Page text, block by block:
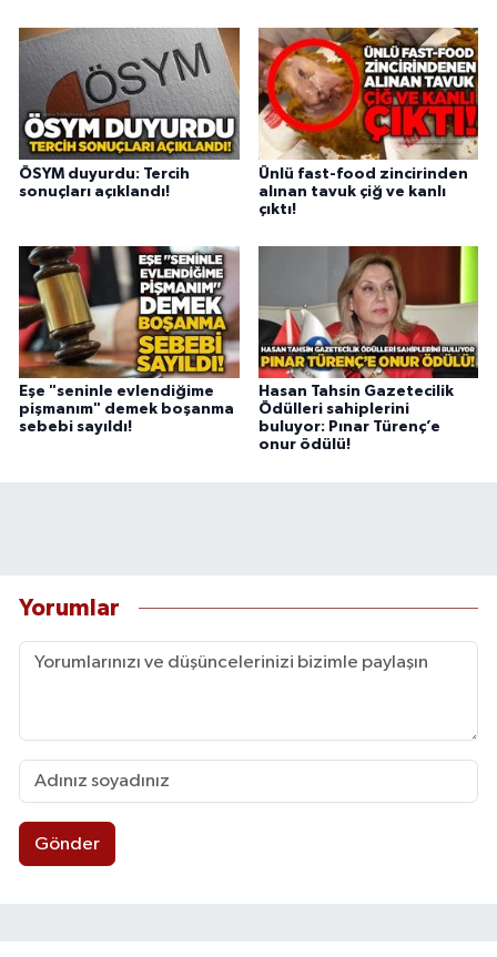
ÖSYM duyurdu: Tercih
sonuçları açıklandı!
Ünlü fast-food zincirinden
alınan tavuk çiğ ve kanlı
çıktı!
Eşe "seninle evlendiğime
pişmanım" demek boşanma
sebebi sayıldı!
Hasan Tahsin Gazetecilik
Ödülleri sahiplerini
buluyor: Pınar Türenç’e
onur ödülü!
Yorumlar
Gönder